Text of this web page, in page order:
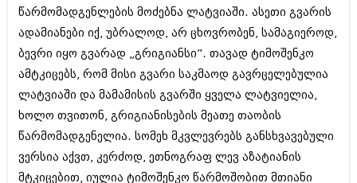
თებერვალი 2014 (318)
დეკემბერი 2013 (365)
ნოემბერი 2013 (279)
ოქტომბერი 2013 (256)
აგვისტო 2013 (89)
ივლისი 2013 (182)
ივნისი 2013 (212)
მაისი 2013 (259)
აპრილი 2013 (304)
წარმომადგენლების მოძებნა ლატვიაში. ასეთი გვარის
ადამიანები იქ, უბრალოდ, არ ცხოვრობენ, სამაგიეროდ,
ბევრი იყო გვარად „გრიგიანსი”. თავად ტიმოშენკო
ამტკიცებს, რომ მისი გვარი საკმაოდ გავრცელებულია
ლატვიაში და მამამისის გვარში ყველა ლატვიელია,
ხოლო თვითონ, გრიგიანისების მეათე თაობის
წარმომადგენელია. სომეხ მკვლევრებს განსხვავებული
ვერსია აქვთ, კერძოდ, ეთნოგრაფ ლევ აზატიანის
მტკიცებით, იულია ტიმოშენკო წარმოშობით მთიანი